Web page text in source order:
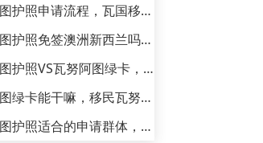
▪ 瓦努阿图护照申请流程，瓦国移民困难问题及解决方案
▪ 瓦努阿图护照免签澳洲新西兰吗？如何办理瓦努阿图护照？
▪ 瓦努阿图护照VS瓦努阿图绿卡，两者有什么区别
▪ 瓦努阿图绿卡能干嘛，移民瓦努阿图的好处你都知道吗
▪ 瓦努阿图护照适合的申请群体，移民瓦努阿图有哪些好处